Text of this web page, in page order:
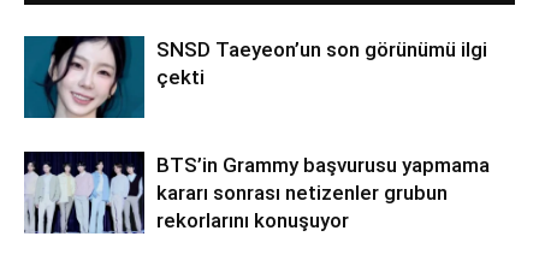
SNSD Taeyeon’un son görünümü ilgi
çekti
BTS’in Grammy başvurusu yapmama
kararı sonrası netizenler grubun
rekorlarını konuşuyor